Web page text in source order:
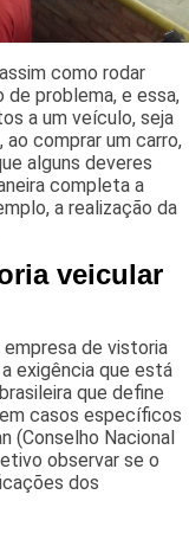
como rodar
problema, e essa,
a um veículo, seja
comprar um carro,
alguns deveres
completa a
a realização da
veicular
de vistoria
exigência que está
que define
casos específicos
(Conselho Nacional
observar se o
dos